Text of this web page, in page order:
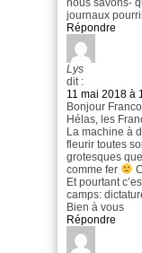
nous savons-
journaux
Répondre
Lys
dit :
11 mai 2018 à
Bonjour
Hélas, les
La machine à
fleurir toutes
grotesques
comme fer
Et pourtant
camps:
Bien à vous
Répondre